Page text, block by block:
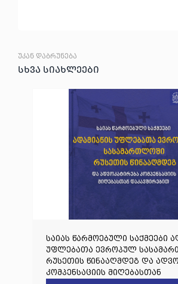
უკან დაბრუნება
სხვა სიახლეები
საიას წარმოებული საქმეები
უფლებათა ევროპულ
რუსეთის წინააღმდეგ და
კომპენსაციის მიღებასთან